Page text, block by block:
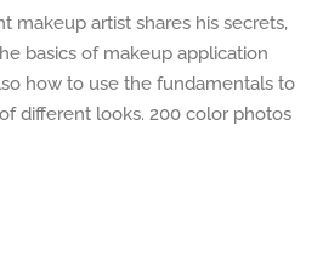
makeup artist shares his secrets,
basics of makeup application
how to use the fundamentals to
different looks. 200 color photos